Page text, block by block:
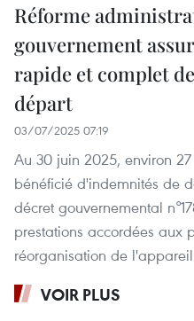
Réforme
gouvernement
rapide et complet
départ
03/07/2025 07:19
Au 30 juin 2025, environ
bénéficié d'indemnités de
décret gouvernemental
prestations accordées aux
réorganisation de
VOIR PLUS